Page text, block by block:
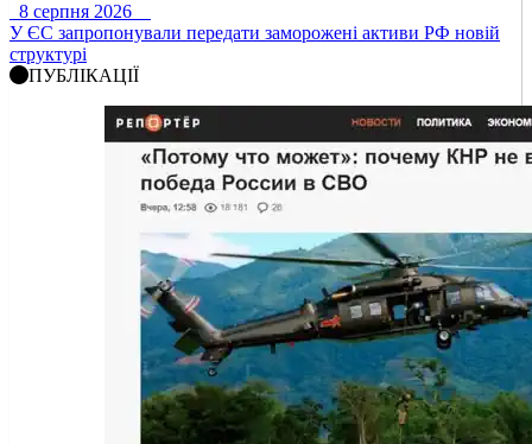
8 серпня 2026
У ЄС запропонували передати заморожені активи РФ новій
структурі
ПУБЛІКАЦІЇ